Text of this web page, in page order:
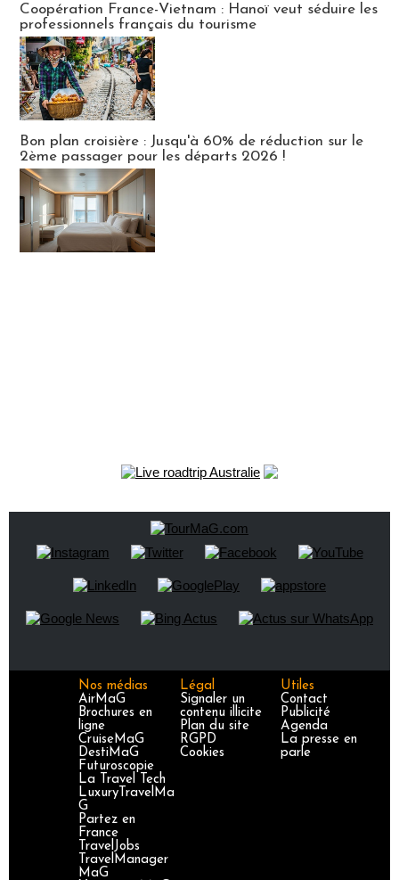
Coopération France-Vietnam : Hanoï veut séduire les
professionnels français du tourisme
Bon plan croisière : Jusqu'à 60% de réduction sur le
2ème passager pour les départs 2026 !
Nos médias
AirMaG
Brochures en
ligne
CruiseMaG
DestiMaG
Futuroscopie
La Travel Tech
LuxuryTravelMa
G
Partez en
France
TravelJobs
TravelManager
MaG
Légal
Signaler un
contenu illicite
Plan du site
RGPD
Cookies
Utiles
Contact
Publicité
Agenda
La presse en
parle